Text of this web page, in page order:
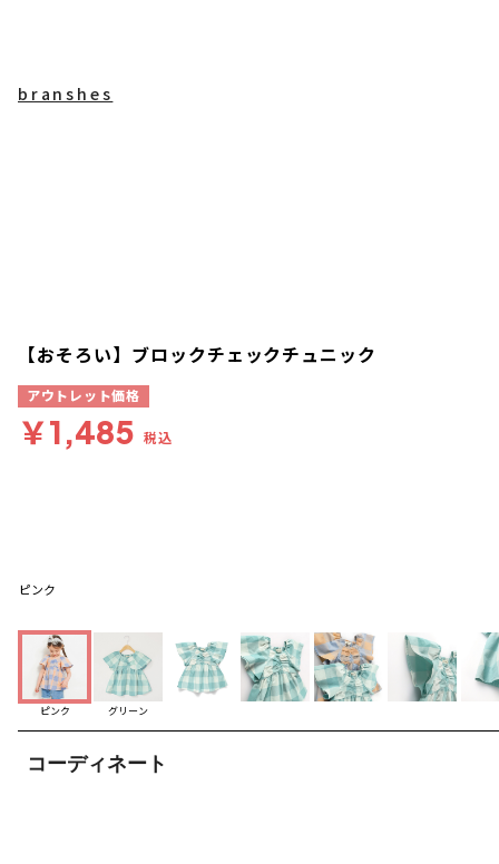
ピンク
ピンク グリーン
コーディネート
branshes
【おそろい】ブロックチェックチュニック
アウトレット価格
￥1,485 税込